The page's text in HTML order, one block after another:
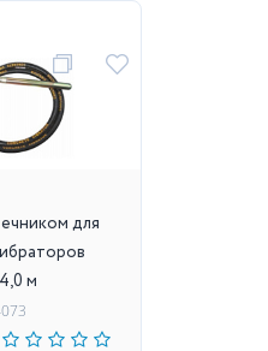
для
м